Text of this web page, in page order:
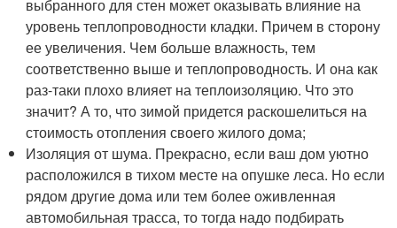
выбранного для стен может оказывать влияние на
уровень теплопроводности кладки. Причем в сторону
ее увеличения. Чем больше влажность, тем
соответственно выше и теплопроводность. И она как
раз-таки плохо влияет на теплоизоляцию. Что это
значит? А то, что зимой придется раскошелиться на
стоимость отопления своего жилого дома;
Изоляция от шума. Прекрасно, если ваш дом уютно
расположился в тихом месте на опушке леса. Но если
рядом другие дома или тем более оживленная
автомобильная трасса, то тогда надо подбирать